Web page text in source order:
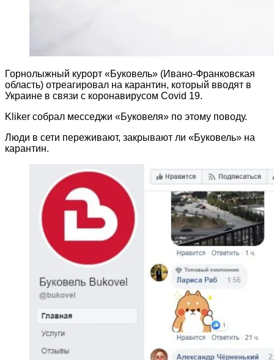
Горнолыжный курорт «Буковель» (Ивано-Франковская
область) отреагировал на карантин, который вводят в
Украине в связи с коронавирусом Covid 19.
Kliker собрал месседжи «Буковеля» по этому поводу.
Люди в сети переживают, закрывают ли «Буковель» на
карантин.